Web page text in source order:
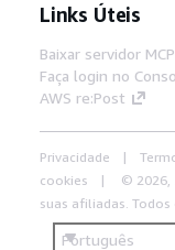
Links Úteis
Baixar servidor
Faça login no
AWS re:Post
Privacidade
cookies
© 2026,
suas afiliadas.
Português